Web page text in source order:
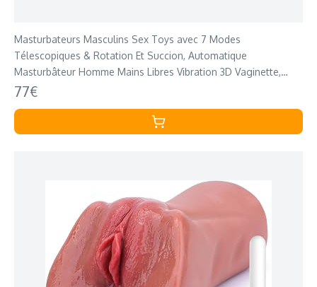
Masturbateurs Masculins Sex Toys avec 7 Modes
Télescopiques & Rotation Et Succion, Automatique
Masturbâteur Homme Mains Libres Vibration 3D Vaginette,
Véritable Fellation Léchée Sex Toýs Homme
77€